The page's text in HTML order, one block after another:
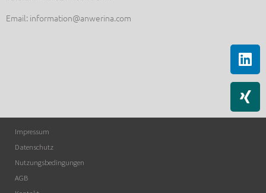
Email: information@anwerina.com
Impressum
Datenschutz
Nutzungsbedingungen
AGB